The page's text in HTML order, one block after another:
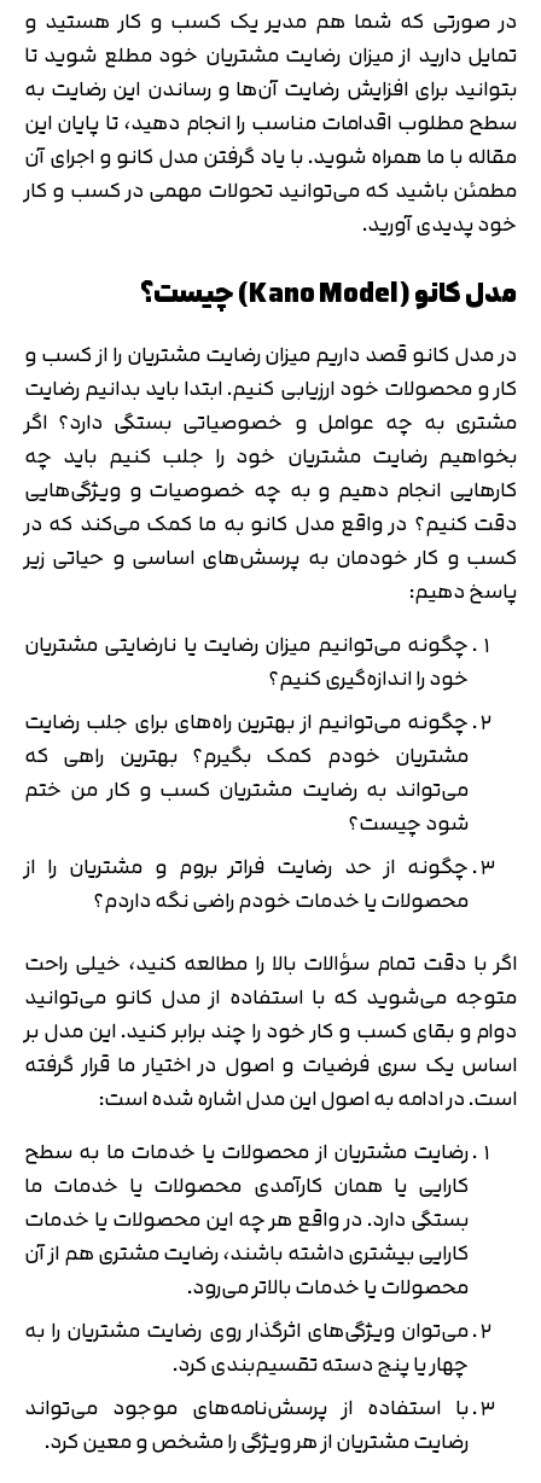
در صورتی که شما هم مدیر یک کسب و کار هستید و
تمایل دارید از میزان رضایت مشتریان خود مطلع شوید تا
بتوانید برای افزایش رضایت آن‌ها و رساندن این رضایت به
سطح مطلوب اقدامات مناسب را انجام دهید، تا پایان این
مقاله با ما همراه شوید. با یاد گرفتن مدل کانو و اجرای آن
مطمئن باشید که می‌توانید تحولات مهمی در کسب و کار
خود پدیدی آورید.
مدل کانو (Kano Model) چیست؟
در مدل کانو قصد داریم میزان رضایت مشتریان را از کسب و
کار و محصولات خود ارزیابی کنیم. ابتدا باید بدانیم رضایت
مشتری به چه عوامل و خصوصیاتی بستگی دارد؟ اگر
بخواهیم رضایت مشتریان خود را جلب کنیم باید چه
کارهایی انجام دهیم و به چه خصوصیات و ویژگی‌هایی
دقت کنیم؟ در واقع مدل کانو به ما کمک می‌کند که در
کسب و کار خودمان به پرسش‌های اساسی و حیاتی زیر
پاسخ دهیم:
چگونه می‌توانیم میزان رضایت یا نارضایتی مشتریان
خود را اندازه‌گیری کنیم؟
چگونه می‌توانیم از بهترین راه‌های برای جلب رضایت
مشتریان خودم کمک بگیرم؟ بهترین راهی که
می‌تواند به رضایت مشتریان کسب و کار من ختم
شود چیست؟
چگونه از حد رضایت فراتر بروم و مشتریان را از
محصولات یا خدمات خودم راضی نگه داردم؟
اگر با دقت تمام سؤالات بالا را مطالعه کنید، خیلی راحت
متوجه می‌شوید که با استفاده از مدل کانو می‌توانید
دوام و بقای کسب و کار خود را چند برابر کنید. این مدل بر
اساس یک سری فرضیات و اصول در اختیار ما قرار گرفته
است. در ادامه به اصول این مدل اشاره شده است:
رضایت مشتریان از محصولات یا خدمات ما به سطح
کارایی یا همان کارآمدی محصولات یا خدمات ما
بستگی دارد. در واقع هر چه این محصولات یا خدمات
کارایی بیشتری داشته باشند، رضایت مشتری هم از آن‌
محصولات یا خدمات بالاتر می‌رود.
می‌توان ویژگی‌های اثرگذار روی رضایت مشتریان را به
چهار یا پنج دسته تقسیم‌بندی کرد.
با استفاده از پرسش‌نامه‌های موجود می‌تواند
رضایت مشتریان از هر ویژگی را مشخص و معین کرد.